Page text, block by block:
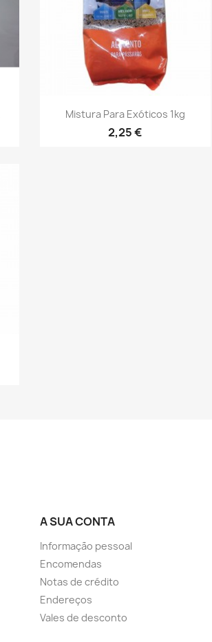
Mistura Para Exóticos 1kg
2,25 €
Vista rápida
A SUA CONTA
Informação pessoal
Encomendas
Notas de crédito
Endereços
Vales de desconto